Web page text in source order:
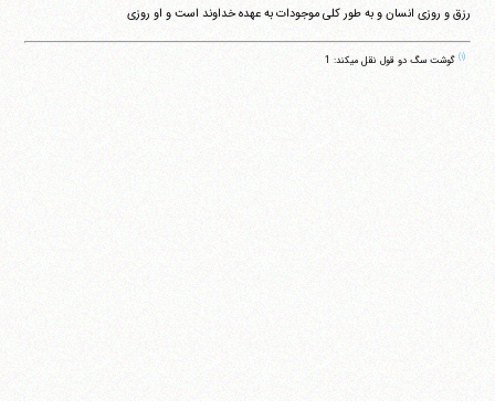
رزق و روزی انسان و به طور کلی موجودات به عهده خداوند است و او روزی
(۱) گوشت سگ دو قول نقل می‎کند: 1